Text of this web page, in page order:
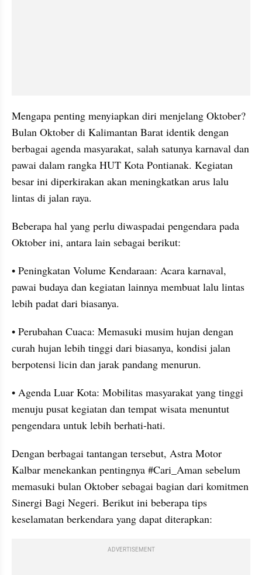
Mengapa penting menyiapkan diri menjelang Oktober?
Bulan Oktober di Kalimantan Barat identik dengan
berbagai agenda masyarakat, salah satunya karnaval dan
pawai dalam rangka HUT Kota Pontianak. Kegiatan
besar ini diperkirakan akan meningkatkan arus lalu
lintas di jalan raya.
Beberapa hal yang perlu diwaspadai pengendara pada
Oktober ini, antara lain sebagai berikut:
• Peningkatan Volume Kendaraan: Acara karnaval,
pawai budaya dan kegiatan lainnya membuat lalu lintas
lebih padat dari biasanya.
• Perubahan Cuaca: Memasuki musim hujan dengan
curah hujan lebih tinggi dari biasanya, kondisi jalan
berpotensi licin dan jarak pandang menurun.
• Agenda Luar Kota: Mobilitas masyarakat yang tinggi
menuju pusat kegiatan dan tempat wisata menuntut
pengendara untuk lebih berhati-hati.
Dengan berbagai tantangan tersebut, Astra Motor
Kalbar menekankan pentingnya #Cari_Aman sebelum
memasuki bulan Oktober sebagai bagian dari komitmen
Sinergi Bagi Negeri. Berikut ini beberapa tips
keselamatan berkendara yang dapat diterapkan:
ADVERTISEMENT